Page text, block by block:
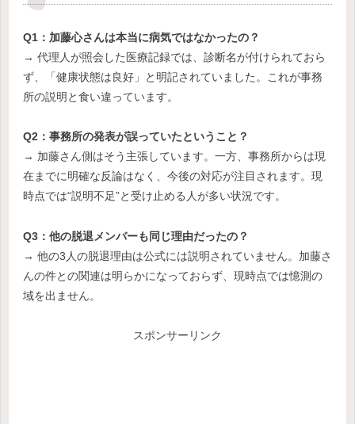
Q1：加藤心さんは本当に病気ではなかったの？
→ 代理人が照会した医療記録では、診断名が付けられておら
ず、「健康状態は良好」と明記されていました。これが事務
所の説明と食い違っています。
Q2：事務所の発表が誤っていたということ？
→ 加藤さん側はそう主張しています。一方、事務所からは現
在までに明確な反論はなく、今後の対応が注目されます。現
時点では“説明不足”と受け止める人が多い状況です。
Q3：他の脱退メンバーも同じ理由だったの？
→ 他の3人の脱退理由は公式には説明されていません。加藤さ
んの件との関連は明らかになっておらず、現時点では憶測の
域を出ません。
スポンサーリンク